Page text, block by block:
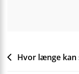
Hvor længe kan